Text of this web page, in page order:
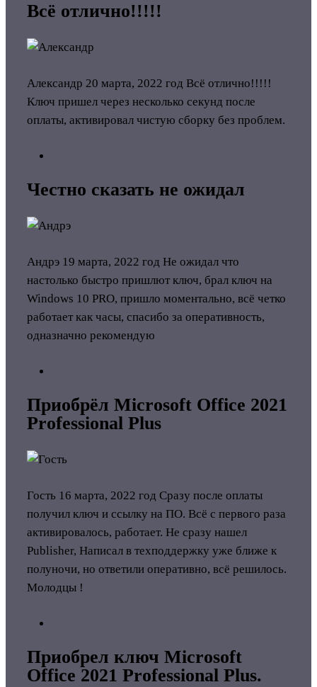
Всё отлично!!!!!
Александр 20 марта, 2022 год Всё отлично!!!!!
Ключ пришел через несколько секунд после
оплаты, активировал чистую сборку без проблем.
Честно сказать не ожидал
Андрэ 19 марта, 2022 год Не ожидал что
настолько быстро пришлют ключ, брал ключ на
Windows 10 PRO, пришло моментально, всё четко
работает как часы, спасибо за оперативность,
одназначно рекомендую
Приобрёл Microsoft Office 2021
Professional Plus
Гость 16 марта, 2022 год Сразу после оплаты
получил ключ и ссылку на ПО. Всё с первого раза
активировалось, работает. Не сразу нашел
Publisher, Написал в техподдержку уже ближе к
полуночи, но ответили оперативно, всё решилось.
Молодцы !
Приобрел ключ Microsoft
Office 2021 Professional Plus.